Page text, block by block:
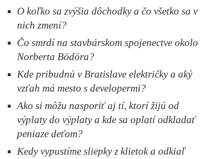
O koľko sa zvýšia dôchodky a čo všetko sa v
nich zmení?
Čo smrdí na stavbárskom spojenectve okolo
Norberta Bödöra?
Kde pribudnú v Bratislave električky a aký
vzťah má mesto s developermi?
Ako si môžu nasporiť aj tí, ktorí žijú od
výplaty do výplaty a kde sa oplatí odkladať
peniaze deťom?
Kedy vypustíme sliepky z klietok a odkiaľ